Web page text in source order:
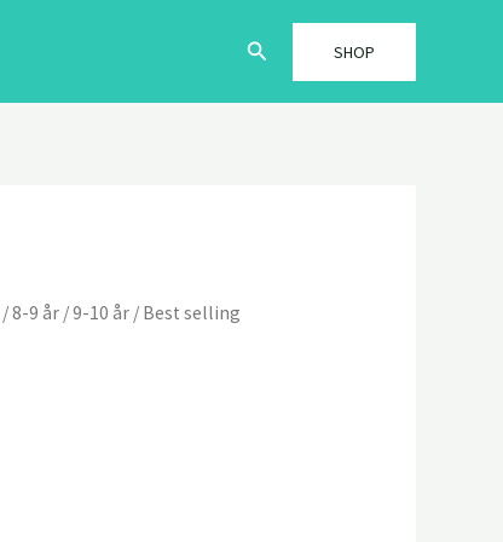
Søg SHOP
/8-9 år /9-10 år / Best selling